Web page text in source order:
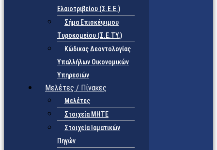
Ελαιοτριβείου (Σ.Ε.Ε.)
Σήμα Επισκέψιμου
Τυροκομείου (Σ.Ε.TY.)
Κώδικας Δεοντολογίας
Υπαλλήλων Οικονομικών
Υπηρεσιών
Μελέτες / Πίνακες
Μελέτες
Στοιχεία ΜΗΤΕ
Στοιχεία Ιαματικών
Πηγών